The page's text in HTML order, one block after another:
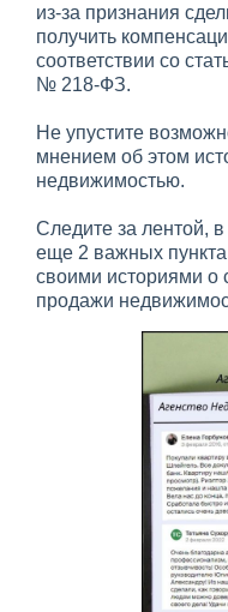
из-за признания
получить
соответствии со
№ 218-ФЗ.
Не упустите
мнением об этом
недвижимостью.
Следите за лентой,
еще 2 важных
своими историями о
продажи